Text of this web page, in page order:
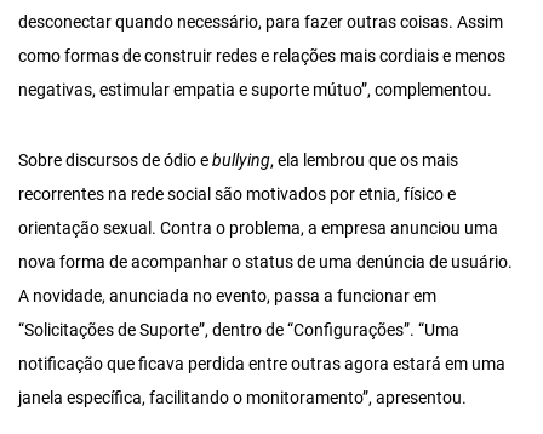
desconectar quando necessário, para fazer outras coisas. Assim
como formas de construir redes e relações mais cordiais e menos
negativas, estimular empatia e suporte mútuo”, complementou.
Sobre discursos de ódio ebullying, ela lembrou que os mais
recorrentes na rede social são motivados por etnia, físico e
orientação sexual. Contra o problema, a empresa anunciou uma
nova forma de acompanhar o status de uma denúncia de usuário.
A novidade, anunciada no evento, passa a funcionar em
“Solicitações de Suporte”, dentro de “Configurações”. “Uma
notificação que ficava perdida entre outras agora estará em uma
janela específica, facilitando o monitoramento”, apresentou.